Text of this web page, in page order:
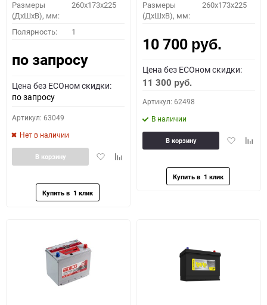
Размеры
(ДхШхВ), мм:
260x173x225
Полярность: 1
по запросу
Цена без ECOном скидки:
по запросу
Артикул: 63049
Нет в наличии
ДобавитьДобавить
В корзину
Размеры
(ДхШхВ), мм:
260x173x225
10 700 руб.
Цена без ECOном скидки:
11 300 руб.
Артикул: 62498
В наличии
Добавить
В корзину